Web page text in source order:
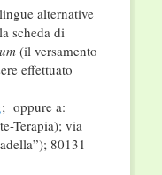
alternative
scheda di
(il versamento
effettuato
; oppure a:
Terapia); via
80131